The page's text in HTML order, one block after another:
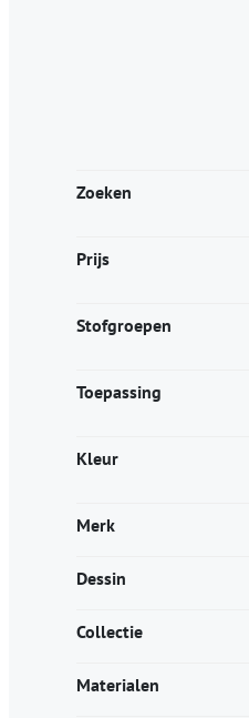
Zoeken
Prijs
Stofgroepen
Toepassing
Kleur
Merk
Dessin
Collectie
Materialen
kan
op
productpagina